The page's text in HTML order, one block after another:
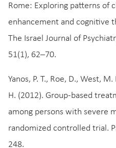
Rome: Exploring patterns of
enhancement and cognitive
The Israel Journal of
51(1), 62–70.
Yanos, P. T., Roe, D., West,
H. (2012). Group-based
among persons with severe
randomized controlled trial.
248.